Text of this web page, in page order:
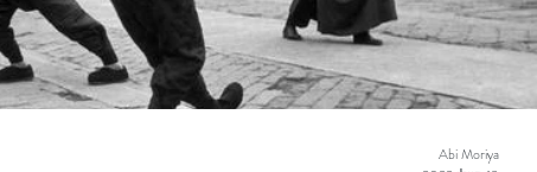
Abi Moriya